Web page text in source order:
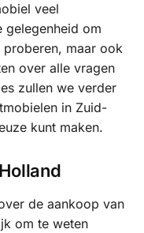
veel
gelegenheid om
maar ook
over alle vragen
zullen we verder
in Zuid-
kunt maken.
de aankoop van
om te weten